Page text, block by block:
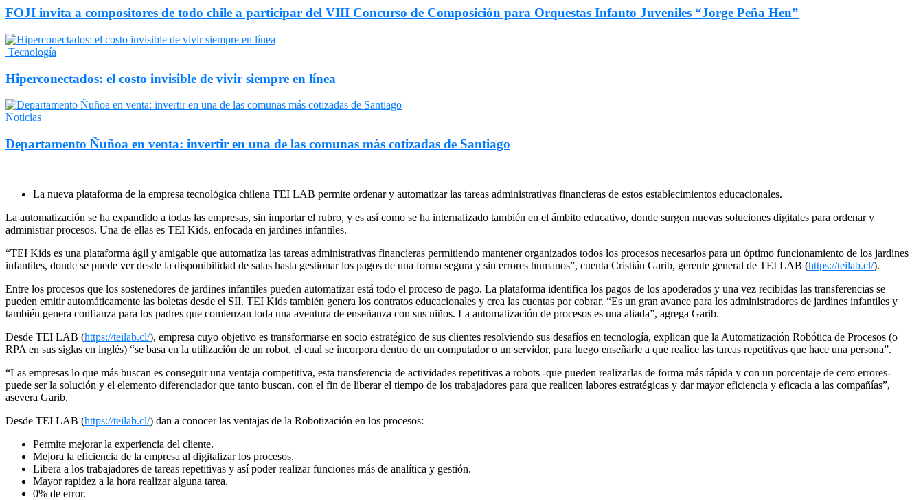
FOJI invita a compositores de todo chile a participar del VIII Concurso de Composición para Orquestas Infanto Juveniles “Jorge Peña Hen”
Tecnología
Hiperconectados: el costo invisible de vivir siempre en línea
Noticias
Departamento Ñuñoa en venta: invertir en una de las comunas más cotizadas de Santiago
La nueva plataforma de la empresa tecnológica chilena TEI LAB permite ordenar y automatizar las tareas administrativas financieras de estos establecimientos educacionales.
La automatización se ha expandido a todas las empresas, sin importar el rubro, y es así como se ha internalizado también en el ámbito educativo, donde surgen nuevas soluciones digitales para ordenar y
administrar procesos. Una de ellas es TEI Kids, enfocada en jardines infantiles.
“TEI Kids es una plataforma ágil y amigable que automatiza las tareas administrativas financieras permitiendo mantener organizados todos los procesos necesarios para un óptimo funcionamiento de los jardines
infantiles, donde se puede ver desde la disponibilidad de salas hasta gestionar los pagos de una forma segura y sin errores humanos”, cuenta Cristián Garib, gerente general de TEI LAB (https://teilab.cl/).
Entre los procesos que los sostenedores de jardines infantiles pueden automatizar está todo el proceso de pago. La plataforma identifica los pagos de los apoderados y una vez recibidas las transferencias se
pueden emitir automáticamente las boletas desde el SII. TEI Kids también genera los contratos educacionales y crea las cuentas por cobrar. “Es un gran avance para los administradores de jardines infantiles y
también genera confianza para los padres que comienzan toda una aventura de enseñanza con sus niños. La automatización de procesos es una aliada”, agrega Garib.
Desde TEI LAB (https://teilab.cl/), empresa cuyo objetivo es transformarse en socio estratégico de sus clientes resolviendo sus desafíos en tecnología, explican que la Automatización Robótica de Procesos (o
RPA en sus siglas en inglés) “se basa en la utilización de un robot, el cual se incorpora dentro de un computador o un servidor, para luego enseñarle a que realice las tareas repetitivas que hace una persona”.
“Las empresas lo que más buscan es conseguir una ventaja competitiva, esta transferencia de actividades repetitivas a robots -que pueden realizarlas de forma más rápida y con un porcentaje de cero errores-
puede ser la solución y el elemento diferenciador que tanto buscan, con el fin de liberar el tiempo de los trabajadores para que realicen labores estratégicas y dar mayor eficiencia y eficacia a las compañías”,
asevera Garib.
Desde TEI LAB (https://teilab.cl/) dan a conocer las ventajas de la Robotización en los procesos:
Permite mejorar la experiencia del cliente.
Mejora la eficiencia de la empresa al digitalizar los procesos.
Libera a los trabajadores de tareas repetitivas y así poder realizar funciones más de analítica y gestión.
Mayor rapidez a la hora realizar alguna tarea.
0% de error.